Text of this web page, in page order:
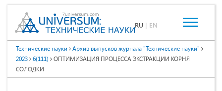
RU | EN
Технические науки
Архив выпусков журнала "Технические науки"
2023
6(111)
ОПТИМИЗAЦИЯ ПРОЦЕССА ЭКСТРАКЦИИ КОРНЯ
СОЛОДКИ